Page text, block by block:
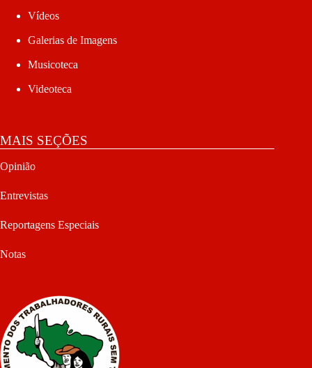
Vídeos
Galerias de Imagens
Musicoteca
Videoteca
MAIS SEÇÕES
Opinião
Entrevistas
Reportagens Especiais
Notas